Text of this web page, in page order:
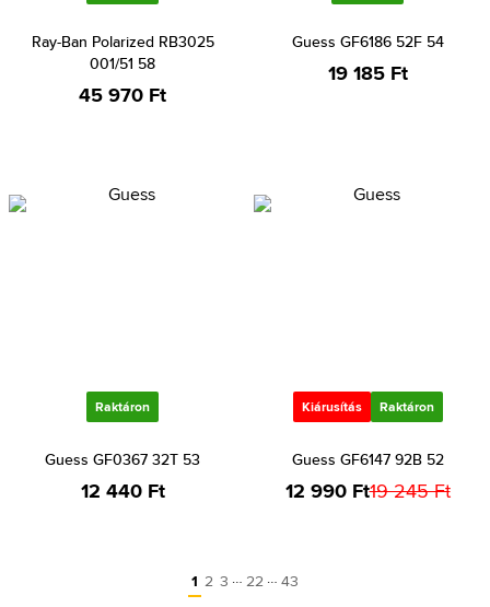
Ray-Ban Polarized RB3025
001/51 58
45 970 Ft
Guess GF6186 52F 54
19 185 Ft
Raktáron
Guess GF0367 32T 53
12 440 Ft
Kiárusítás Raktáron
Guess GF6147 92B 52
12 990 Ft19 245 Ft
1 2 3 … 22 … 43